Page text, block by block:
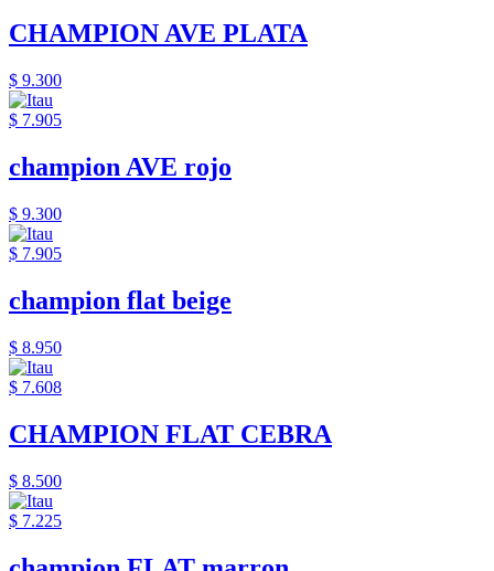
CHAMPION AVE PLATA
$ 9.300
$ 7.905
champion AVE rojo
$ 9.300
$ 7.905
champion flat beige
$ 8.950
$ 7.608
CHAMPION FLAT CEBRA
$ 8.500
$ 7.225